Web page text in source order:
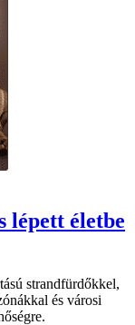
lépett életbe
strandfürdőkkel,
és városi